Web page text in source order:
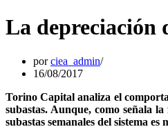
La depreciación
porciea_admin
16/08/2017
Torino Capital analiza el
subastas. Aunque, como señala
subastas semanales del sistema